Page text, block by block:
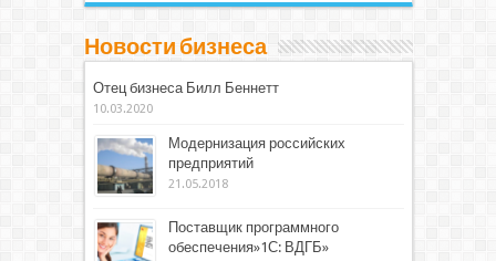
Новости бизнеса
Отец бизнеса Билл Беннетт
10.03.2020
Модернизация российских
предприятий
21.05.2018
Поставщик программного
обеспечения»1С: ВДГБ»